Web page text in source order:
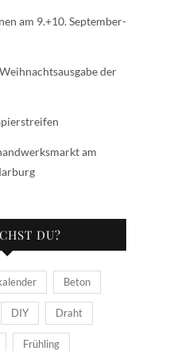
am 9.+10. September-
der
am
DU?
Beton
DIY Draht
Frühling